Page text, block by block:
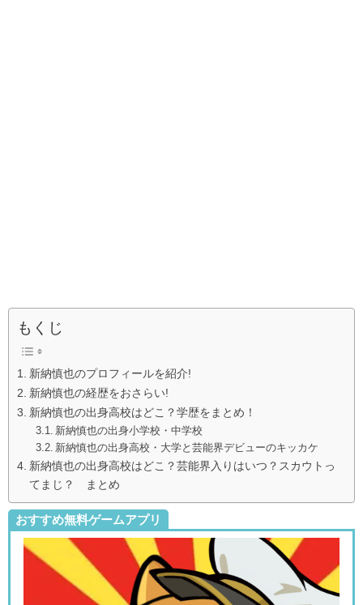
もくじ
新納慎也のプロフィールを紹介!
新納慎也の経歴をおさらい!
新納慎也の出身高校はどこ？学歴をまとめ！
新納慎也の出身小学校・中学校
新納慎也の出身高校・大学と芸能界デビューのキッカケ
新納慎也の出身高校はどこ？芸能界入りはいつ？スカウトっ
てまじ？ まとめ
おすすめ無料ゲームアプリ